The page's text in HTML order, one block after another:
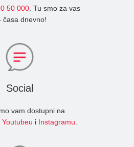
50 000 . Tu smo za vas
časa dnevno!
Social
vam dostupni na
Youtubeu i Instagramu